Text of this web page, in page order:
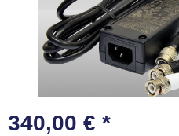
340,00 € *